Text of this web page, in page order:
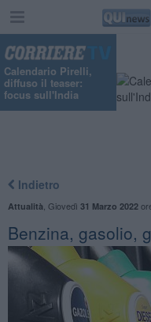
Calendario Pirelli,
diffuso il teaser:
focus sull'India
Indietro
Attualità Giovedì 31 Marzo 2022
Benzina, gasolio,